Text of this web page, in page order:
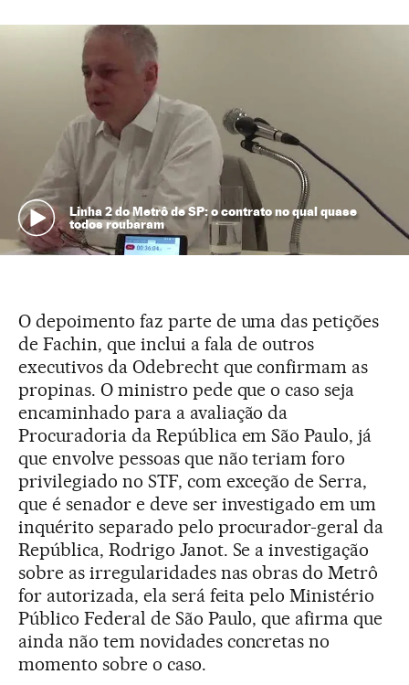
Linha 2 do Metrô de SP: o contrato no qual quase
todos roubaram
O depoimento faz parte de uma das petições
de Fachin, que inclui a fala de outros
executivos da Odebrecht que confirmam as
propinas. O ministro pede que o caso seja
encaminhado para a avaliação da
Procuradoria da República em São Paulo, já
que envolve pessoas que não teriam foro
privilegiado no STF, com exceção de Serra,
que é senador e deve ser investigado em um
inquérito separado pelo procurador-geral da
República, Rodrigo Janot. Se a investigação
sobre as irregularidades nas obras do Metrô
for autorizada, ela será feita pelo Ministério
Público Federal de São Paulo, que afirma que
ainda não tem novidades concretas no
momento sobre o caso.